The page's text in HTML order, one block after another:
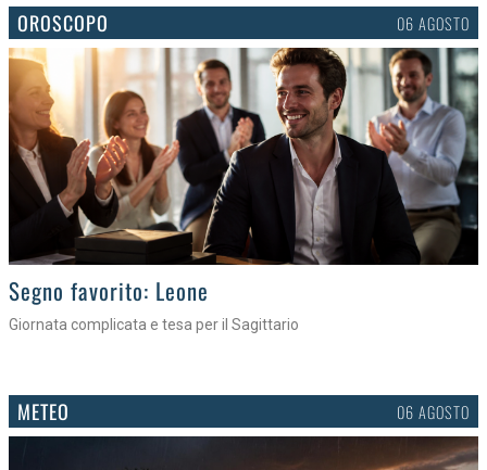
OROSCOPO 06 AGOSTO
>
Segno favorito: Leone
Giornata complicata e tesa per il Sagittario
METEO 06 AGOSTO